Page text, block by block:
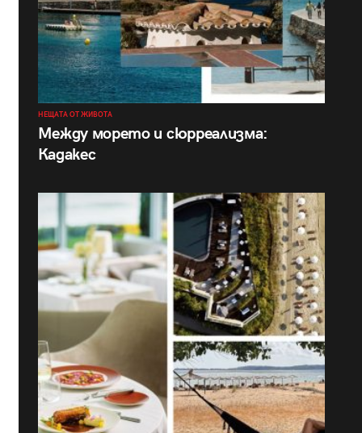
НЕЩАТА ОТ ЖИВОТА
Между морето и сюрреализма:
Кадакес